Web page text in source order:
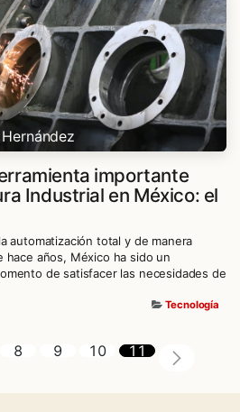
importante
Industrial en México: el
automatización total y de manera
años, México ha sido un
de satisfacer las necesidades de
Tecnología
8 9 10 11